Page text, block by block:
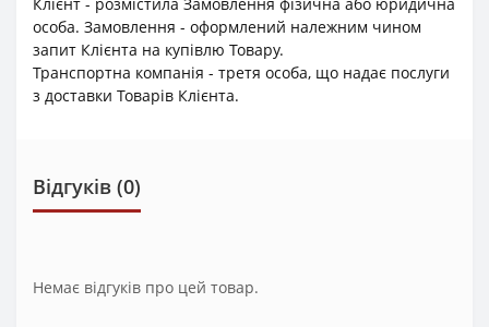
Клієнт - розмістила Замовлення фізична або юридична
особа. Замовлення - оформлений належним чином
запит Клієнта на купівлю Товару.
Транспортна компанія - третя особа, що надає послуги
з доставки Товарів Клієнта.
Відгуків (0)
Немає відгуків про цей товар.